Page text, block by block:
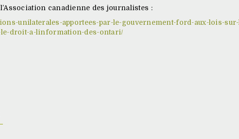
canadienne des journalistes :
unilaterales-apportees-par-le-gouvernement-ford-aux-lois-
droit-a-linformation-des-ontari/